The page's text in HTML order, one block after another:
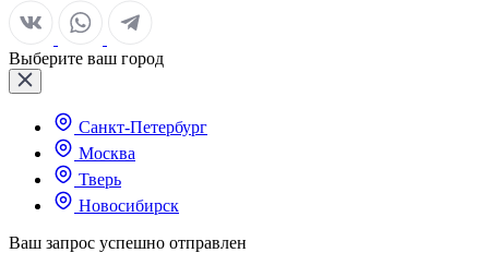
Выберите ваш город
Санкт-Петербург
Москва
Тверь
Новосибирск
Ваш запрос успешно отправлен